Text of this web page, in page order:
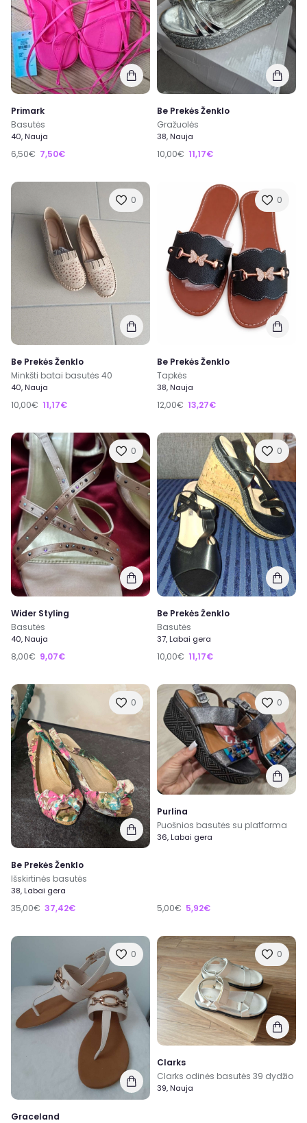
Primark
Basutės
40, Nauja
6,50€ 7,50€
Be Prekės Ženklo
Gražuolės
38, Nauja
10,00€ 11,17€
0
Be Prekės Ženklo
Minkšti batai basutės 40
40, Nauja
10,00€ 11,17€
0
Be Prekės Ženklo
Tapkės
38, Nauja
12,00€ 13,27€
0
Wider Styling
Basutės
40, Nauja
8,00€ 9,07€
0
Be Prekės Ženklo
Basutės
37, Labai gera
10,00€ 11,17€
0
Be Prekės Ženklo
Išskirtinės basutės
38, Labai gera
35,00€ 37,42€
0
Purlina
Puošnios basutės su platforma
36, Labai gera
5,00€ 5,92€
0
Graceland
0
Clarks
Clarks odinės basutės 39 dydžio
39, Nauja